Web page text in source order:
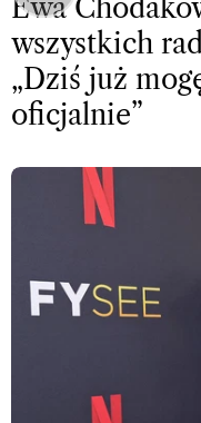
Ewa
wszystkich
„Dziś już
oficjalnie”